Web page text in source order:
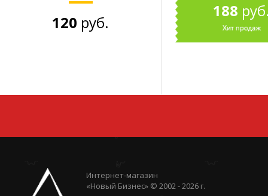
120 руб.
188
Интернет-магазин
«Новый Бизнес» © 2002 - 2026 г.